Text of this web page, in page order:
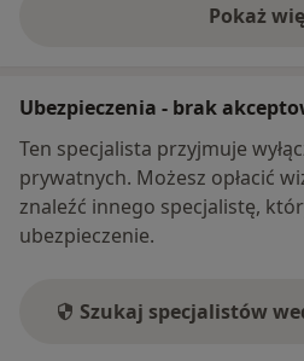
Pokażo
Ubezpieczenia - brak
Ten specjalista przyjmuje
prywatnych. Możesz opłacić
znaleźć innego specjalistę,
ubezpieczenie.
Szukaj specjalistów